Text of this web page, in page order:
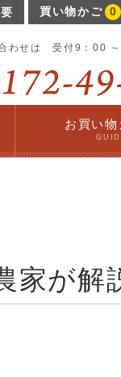
買い物かご 0
わせは 受付9：00
お買い物
家が解